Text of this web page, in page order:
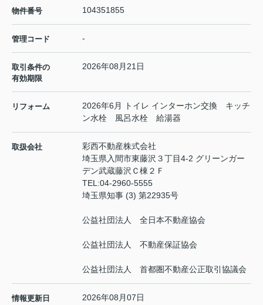
物件番号 104351855
管理コード -
取引条件の
有効期限
2026年08月21日
リフォーム
2026年6月 トイレ インターホン交換 キッチ
ン水栓 風呂水栓 給湯器
取扱会社
彩西不動産株式会社
埼玉県入間市東藤沢３丁目4-2 グリーンガー
デン武蔵藤沢Ｃ棟２Ｆ
TEL:04-2960-5555
埼玉県知事 (3) 第22935号
公益社団法人 全日本不動産協会
公益社団法人 不動産保証協会
公益社団法人 首都圏不動産公正取引協議会
情報更新日 2026年08月07日